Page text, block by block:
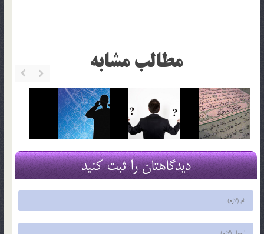
مطالب مشابه
دیدگاهتان را ثبت کنید